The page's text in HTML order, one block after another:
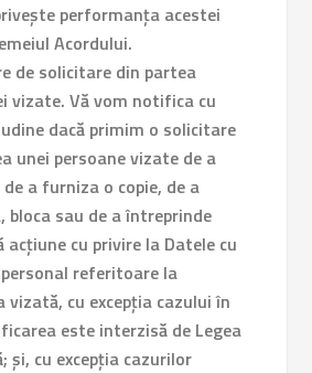
performanța acestei
Acordului.
de solicitare din partea
vizate. Vă vom notifica cu
dacă primim o solicitare
unei persoane vizate de a
a furniza o copie, de a
bloca sau de a întreprinde
acțiune cu privire la Datele cu
referitoare la
vizată, cu excepția cazului în
este interzisă de Legea
și, cu excepția cazurilor